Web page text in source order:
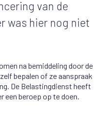
van de
was hier nog niet
na bemiddeling door de
bepalen of ze aanspraak
De Belastingdienst heeft
een beroep op te doen.